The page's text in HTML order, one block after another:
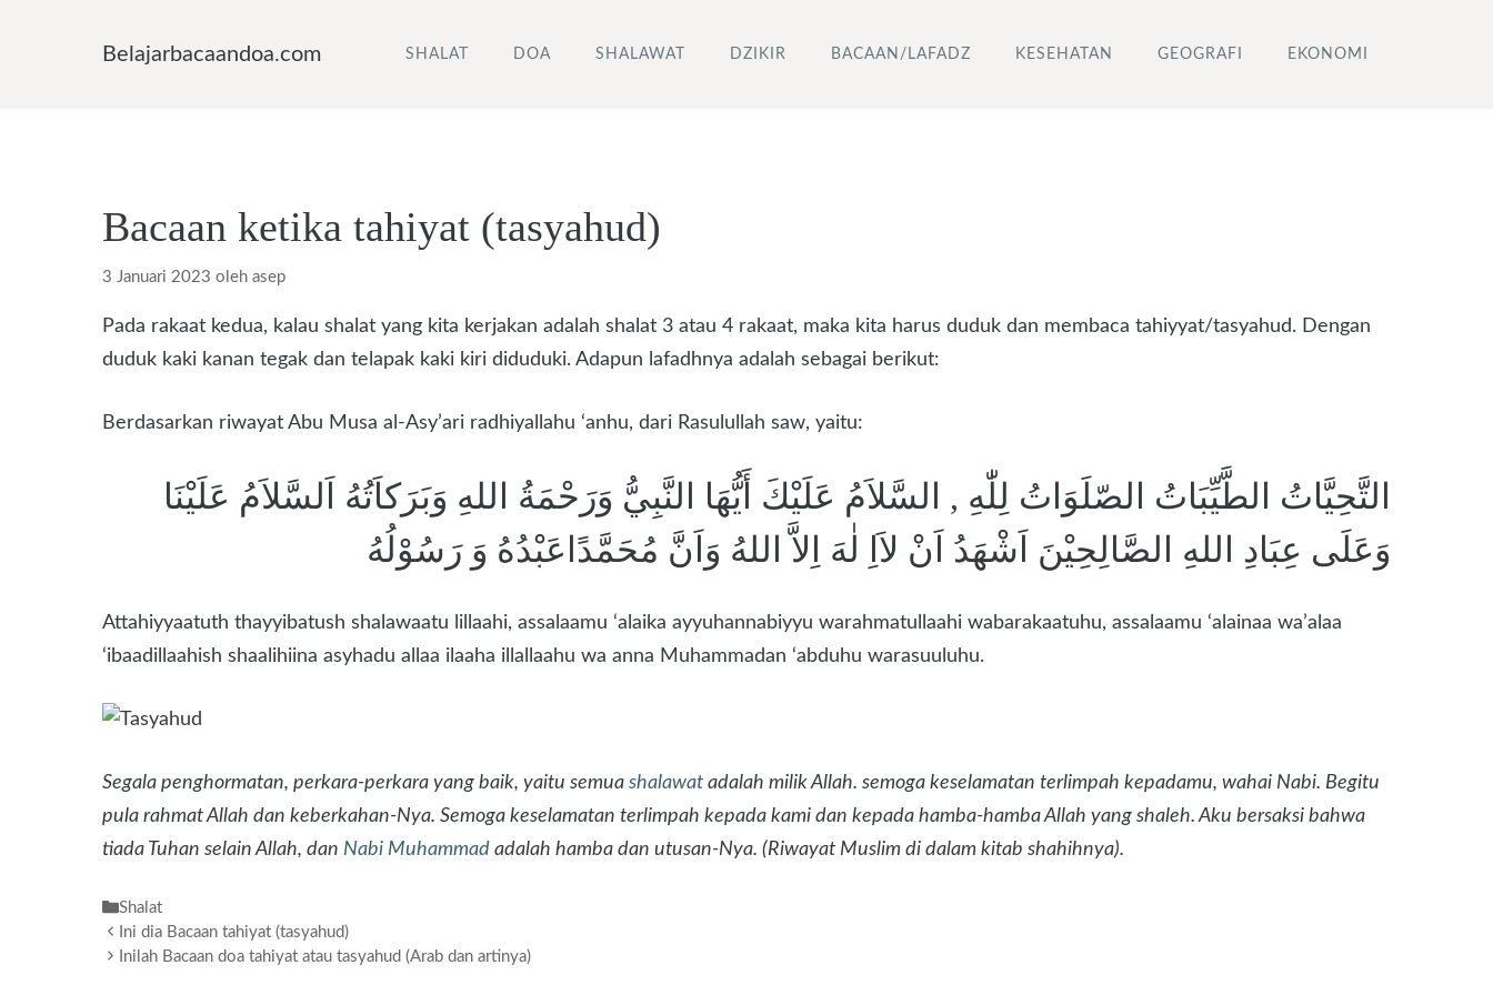
Belajarbacaandoa.com SHALAT DOA SHALAWAT DZIKIR BACAAN/LAFADZ KESEHATAN GEOGRAFI EKONOMI
Bacaan ketika tahiyat (tasyahud)
3 Januari 2023 oleh asep
Pada rakaat kedua, kalau shalat yang kita kerjakan adalah shalat 3 atau 4 rakaat, maka kita harus duduk dan membaca tahiyyat/tasyahud. Dengan
duduk kaki kanan tegak dan telapak kaki kiri diduduki. Adapun lafadhnya adalah sebagai berikut:
Berdasarkan riwayat Abu Musa al-Asy’ari radhiyallahu ‘anhu, dari Rasulullah saw, yaitu:
التَّحِيَّاتُ الطَّيِّبَاتُ الصّلَوَاتُ لِلّٰهِ , السَّلاَمُ عَلَيْكَ أَيُّهَا النَّبِيُّ وَرَحْمَةُ اللهِ وَبَرَكاَتُهُ اَلسَّلاَمُ عَلَيْنَا
وَعَلَى عِبَادِ اللهِ الصَّالِحِيْنَ اَشْهَدُ اَنْ لاَاِ لٰهَ اِلاَّ اللهُ وَاَنَّ مُحَمَّدًاعَبْدُهُ وَ رَسُوْلُهُ
Attahiyyaatuth thayyibatush shalawaatu lillaahi, assalaamu ‘alaika ayyuhannabiyyu warahmatullaahi wabarakaatuhu, assalaamu ‘alainaa wa’alaa
‘ibaadillaahish shaalihiina asyhadu allaa ilaaha illallaahu wa anna Muhammadan ‘abduhu warasuuluhu.
Segala penghormatan, perkara-perkara yang baik, yaitu semua shalawat adalah milik Allah. semoga keselamatan terlimpah kepadamu, wahai Nabi. Begitu
pula rahmat Allah dan keberkahan-Nya. Semoga keselamatan terlimpah kepada kami dan kepada hamba-hamba Allah yang shaleh. Aku bersaksi bahwa
tiada Tuhan selain Allah, dan Nabi Muhammad adalah hamba dan utusan-Nya. (Riwayat Muslim di dalam kitab shahihnya).
Kategori
Shalat
Ini dia Bacaan tahiyat (tasyahud)
Inilah Bacaan doa tahiyat atau tasyahud (Arab dan artinya)